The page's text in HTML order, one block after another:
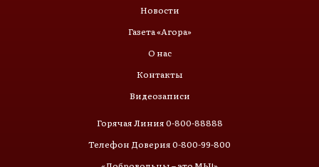
Новости
Газета «Агора»
О нас
Контакты
Видеозаписи
Горячая Линия 0-800-88888
Телефон Доверия 0-800-99-800